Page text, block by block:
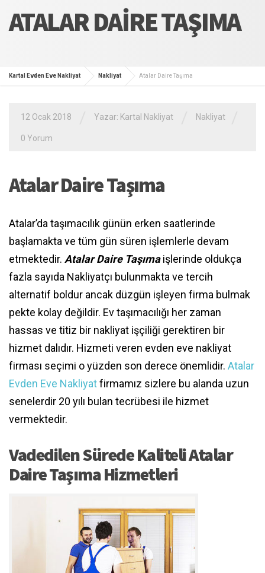
ATALAR DAIRE TAŞIMA
Kartal Evden Eve Nakliyat Nakliyat Atalar Daire Taşıma
12 Ocak 2018 Yazar: Kartal Nakliyat Nakliyat
0 Yorum
Atalar Daire Taşıma
Atalar’da taşımacılık günün erken saatlerinde
başlamakta ve tüm gün süren işlemlerle devam
etmektedir. Atalar Daire Taşımaişlerinde oldukça
fazla sayıda Nakliyatçı bulunmakta ve tercih
alternatif boldur ancak düzgün işleyen firma bulmak
pekte kolay değildir. Ev taşımacılığı her zaman
hassas ve titiz bir nakliyat işçiliği gerektiren bir
hizmet dalıdır. Hizmeti veren evden eve nakliyat
firması seçimi o yüzden son derece önemlidir. Atalar
Evden Eve Nakliyatfirmamız sizlere bu alanda uzun
senelerdir 20 yılı bulan tecrübesi ile hizmet
vermektedir.
Vadedilen Sürede Kaliteli Atalar
Daire Taşıma Hizmetleri